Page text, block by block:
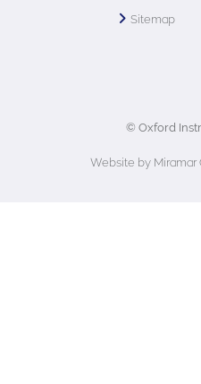
Sitemap
© Oxford
Website by